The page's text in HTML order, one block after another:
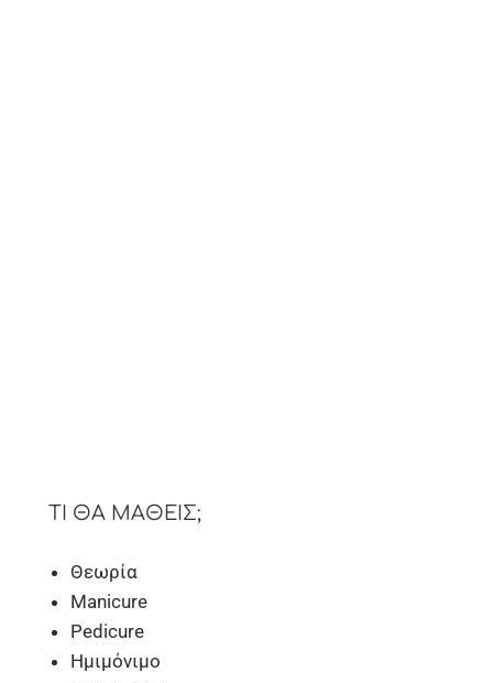
ΤΙ ΘΑ ΜΆΘΕΙΣ;
Θεωρία
Manicure
Pedicure
Ημιμόνιμο